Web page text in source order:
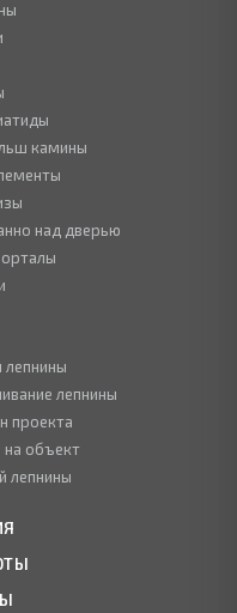
камины
над дверью
лепнины
проекта
объект
лепнины